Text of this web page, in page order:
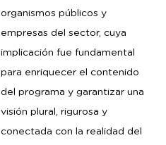
organismos públicos y
empresas del sector, cuya
implicación fue fundamental
para enriquecer el contenido
del programa y garantizar una
visión plural, rigurosa y
conectada con la realidad del